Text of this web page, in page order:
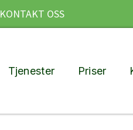
KONTAKT OSS
Tjenester Priser